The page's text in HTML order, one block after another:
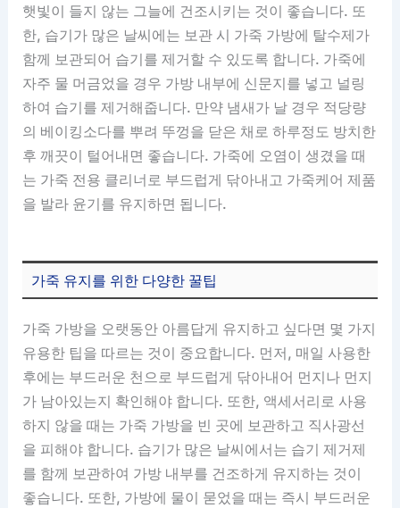
햇빛이 들지 않는 그늘에 건조시키는 것이 좋습니다. 또
한, 습기가 많은 날씨에는 보관 시 가죽 가방에 탈수제가
함께 보관되어 습기를 제거할 수 있도록 합니다. 가죽에
자주 물 머금었을 경우 가방 내부에 신문지를 넣고 널링
하여 습기를 제거해줍니다. 만약 냄새가 날 경우 적당량
의 베이킹소다를 뿌려 뚜껑을 닫은 채로 하루정도 방치한
후 깨끗이 털어내면 좋습니다. 가죽에 오염이 생겼을 때
는 가죽 전용 클리너로 부드럽게 닦아내고 가죽케어 제품
을 발라 윤기를 유지하면 됩니다.
가죽 유지를 위한 다양한 꿀팁
가죽 가방을 오랫동안 아름답게 유지하고 싶다면 몇 가지
유용한 팁을 따르는 것이 중요합니다. 먼저, 매일 사용한
후에는 부드러운 천으로 부드럽게 닦아내어 먼지나 먼지
가 남아있는지 확인해야 합니다. 또한, 액세서리로 사용
하지 않을 때는 가죽 가방을 빈 곳에 보관하고 직사광선
을 피해야 합니다. 습기가 많은 날씨에서는 습기 제거제
를 함께 보관하여 가방 내부를 건조하게 유지하는 것이
좋습니다. 또한, 가방에 물이 묻었을 때는 즉시 부드러운